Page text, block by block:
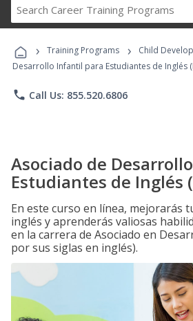
Career
Programs
› Training Programs › Child
Desarrollo Infantil para Estudiantes de Inglés
phone Call Us: 855.520.6806
Asociado de
Estudiantes de Inglés
En este curso en línea, mejorarás
inglés y aprenderás valiosas
en la carrera de Asociado en
por sus siglas en inglés).